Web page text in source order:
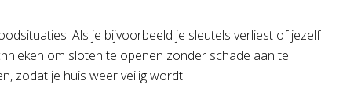
Als je bijvoorbeeld je sleutels verliest of jezelf
om sloten te openen zonder schade aan te
zodat je huis weer veilig wordt.